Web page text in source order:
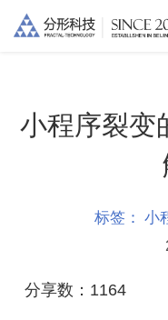
小程序裂变
标签： 小
分享数： 1164